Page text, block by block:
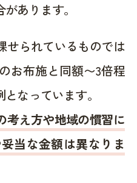
あります。
せられているものでは
お布施と同額〜3倍程
なっています。
考え方や地域の慣習に
当な金額は異なりま